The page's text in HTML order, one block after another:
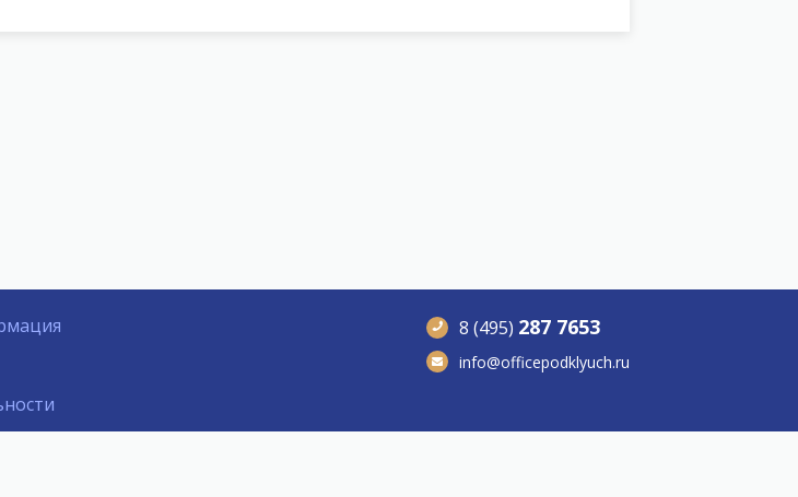
8 (495) 287 7653
info@officepodklyuch.ru